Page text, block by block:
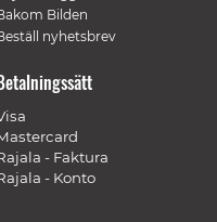
Bilden
nyhetsbrev
- Faktura
- Konto